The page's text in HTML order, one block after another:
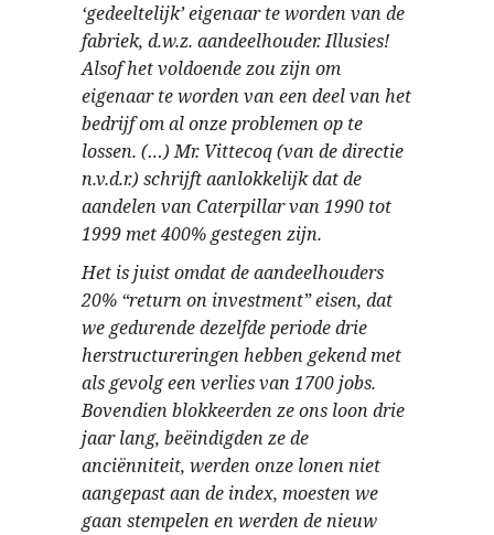
‘gedeeltelijk’ eigenaar te worden van de
fabriek, d.w.z. aandeelhouder. Illusies!
Alsof het voldoende zou zijn om
eigenaar te worden van een deel van het
bedrijf om al onze problemen op te
lossen. (…) Mr. Vittecoq (van de directie
n.v.d.r.) schrijft aanlokkelijk dat de
aandelen van Caterpillar van 1990 tot
1999 met 400% gestegen zijn.
Het is juist omdat de aandeelhouders
20% “return on investment” eisen, dat
we gedurende dezelfde periode drie
herstructureringen hebben gekend met
als gevolg een verlies van 1700 jobs.
Bovendien blokkeerden ze ons loon drie
jaar lang, beëindigden ze de
anciënniteit, werden onze lonen niet
aangepast aan de index, moesten we
gaan stempelen en werden de nieuw